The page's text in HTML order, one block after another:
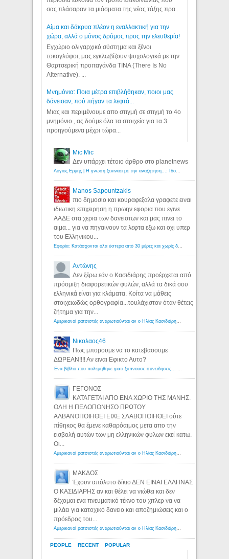
σας πλάσαραν τα μιάσματα της νέας τάξης πρα...
Αίμα και δάκρυα πλέον η εναλλακτική για την
χώρα, αλλά ο μόνος δρόμος προς την ελευθερία!
Εγχώριο ολιγαρχικό σύστημα και ξένοι
τοκογλύφοι, μας εγκλωβίζουν ψυχολογικά με την
Θαρτσερική προπαγάνδα TINA (There Is No
Alternative). ...
Μνημόνια: Ποια μέτρα επιβλήθηκαν, ποιοι μας
δάνεισαν, πού πήγαν τα λεφτά...
Μιας και περιμένουμε απο στιγμή σε στιγμή το 4ο
μνημόνιο , ας δούμε όλα τα στοιχεία για τα 3
προηγούμενα μέχρι τώρα...
PEOPLE RECENT POPULAR
Mic Mic
Δεν υπάρχει τέτοιο άρθρο στο planetnews
Λόγιος Ερμής | Η γνώση ξεκινάει με την αναζήτηση...: Ιδού οι 18 που χρωστούν 11 δις ευρώ!
Manos Sapountzakis
πιο δημοσιο και κουραφεξαλα γραφετε ειναι
ιδιωτικη επιχειρηση η πρωην εφορια που εγινε
ΑΑΔΕ στα χερια των δανειστων και μας πινει το
αιμα... για να πηγαινουν τα λεφτα εξω και οχι υπερ
του Ελληνικου...
Εφορία: Κατάσχονται όλα ύστερα από 30 μέρες και χωρίς δικαστικές αποφάσεις - Λόγιος Ερμής
Αντώνης
Δεν ξέρω εάν ο Κασιδιάρης προέρχεται από
πρόσμιξη διαφορετικών φυλών, αλλά τα δικά σου
ελληνικά είναι για κλάματα. Κοίτα να μάθεις
στοιχειωδώς ορθογραφία...τουλάχιστον όταν θέτεις
ζήτημα για την...
Αμερικανοί ρατσιστές αναρωτιούνται αν ο Ηλίας Κασιδιάρης ανήκει στη λευκή φυλή... - Λόγιος Ερμής
Νικολαος46
Πως μπορουμε να το κατεβασουμε
ΔΩΡΕΑΝ!!!! Αν ειναι Εφικτο Αυτο?
Ένα βιβλίο που πολεμήθηκε γιατί ξυπνούσε συνειδήσεις... - Λόγιος Ερμής | Η γνώση ξεκινάει με την αναζήτηση...
ΓΕΓΟΝΟΣ
ΚΑΤΑΓΕΤΑΙ ΑΠΟ ΕΝΑ ΧΩΡΙΟ ΤΗΣ ΜΑΝΗΣ.
ΟΛΗ Η ΠΕΛΟΠΟΝΗΣΟ ΠΡΩΤΟΥ
ΑΛΒΑΝΟΠΟΙΗΘΕΙ ΕΙΧΕ ΣΛΑΒΟΠΟΙΗΘΕΙ ούτε
πίθηκος θα έμενε καθαρόαιμος μετα απο την
εισβολή αυτών των μη ελληνικών φυλων εκεί κατω.
Οι...
Αμερικανοί ρατσιστές αναρωτιούνται αν ο Ηλίας Κασιδιάρης ανήκει στη λευκή φυλή... - Λόγιος Ερμής
ΜΑΚΔΟΣ
Έχουν απόλυτο δίκιο ΔΕΝ ΕΙΝΑΙ ΕΛΛΗΝΑΣ
Ο ΚΑΣΙΔΙΑΡΗΣ αν και θέλει να νιώθει και δεν
δέχομαι ενα πνευματικό τέκνο του χιτλερ να να
μιλάει για κατοχικό δανειο και αποζημιώσεις και ο
πρόεδρος του...
Αμερικανοί ρατσιστές αναρωτιούνται αν ο Ηλίας Κασιδιάρης ανήκει στη λευκή φυλή... - Λόγιος Ερμής